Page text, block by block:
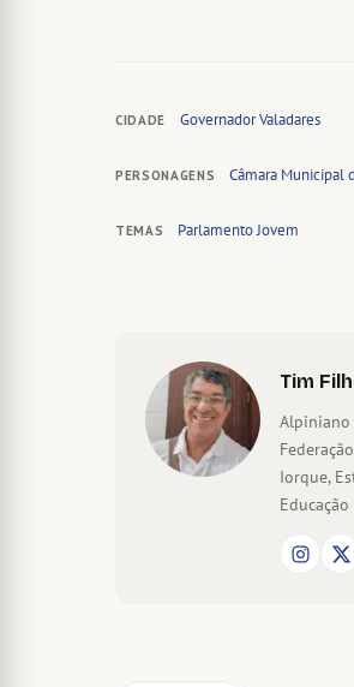
CIDADE Governador Valadares
PERSONAGENS Câmara Municipal
TEMAS Parlamento Jovem
Tim
Alpiniano
Iorque,